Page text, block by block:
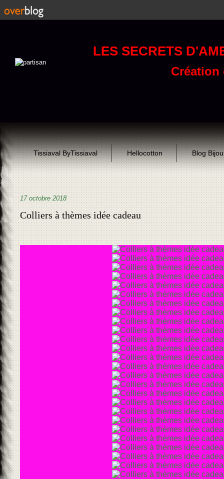
LES SECRETS
Création
Tissiaval ByTissiaval Hellocotton Blog
17 octobre 2018
Colliers à thèmes idée cadeau